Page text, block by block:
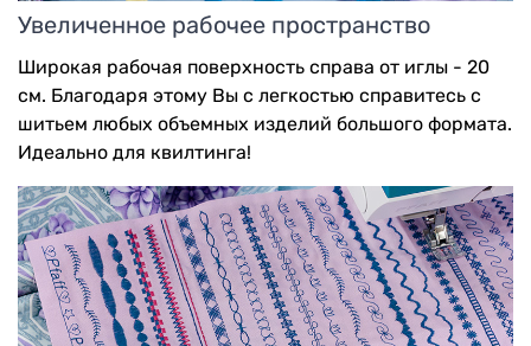
Увеличенное рабочее пространство
Широкая рабочая поверхность справа от иглы - 20
см. Благодаря этому Вы с легкостью справитесь с
шитьем любых объемных изделий большого формата.
Идеально для квилтинга!